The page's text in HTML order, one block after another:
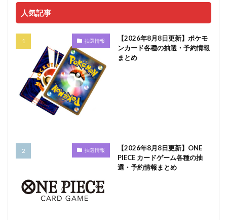
人気記事
抽選情報
【2026年8月8日更新】ポケモ
ンカード各種の抽選・予約情報
まとめ
抽選情報
【2026年8月8日更新】ONE
PIECE カードゲーム各種の抽
選・予約情報まとめ